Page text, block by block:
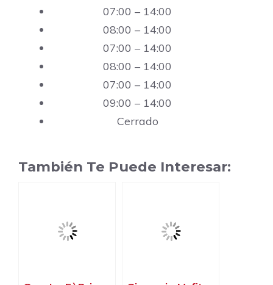
07:00 – 14:00
08:00 – 14:00
07:00 – 14:00
08:00 – 14:00
07:00 – 14:00
09:00 – 14:00
Cerrado
También Te Puede Interesar: